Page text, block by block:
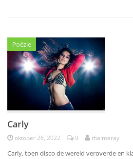
Poëzie
Carly
oktober 26, 2022 0 thalmaray
Carly, toen disco de wereld veroverde en